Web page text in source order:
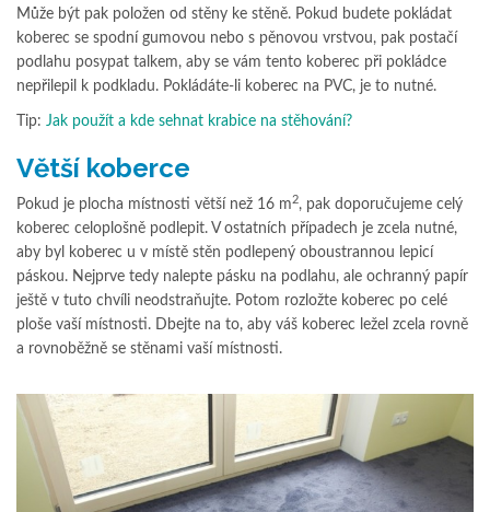
Může být pak položen od stěny ke stěně. Pokud budete pokládat
koberec se spodní gumovou nebo s pěnovou vrstvou, pak postačí
podlahu posypat talkem, aby se vám tento koberec při pokládce
nepřilepil k podkladu. Pokládáte-li koberec na PVC, je to nutné.
Tip: Jak použít a kde sehnat krabice na stěhování?
Větší koberce
Pokud je plocha místnosti větší než 16 m 2, pak doporučujeme celý
koberec celoplošně podlepit. V ostatních případech je zcela nutné,
aby byl koberec u v místě stěn podlepený oboustrannou lepicí
páskou. Nejprve tedy nalepte pásku na podlahu, ale ochranný papír
ještě v tuto chvíli neodstraňujte. Potom rozložte koberec po celé
ploše vaší místnosti. Dbejte na to, aby váš koberec ležel zcela rovně
a rovnoběžně se stěnami vaší místnosti.